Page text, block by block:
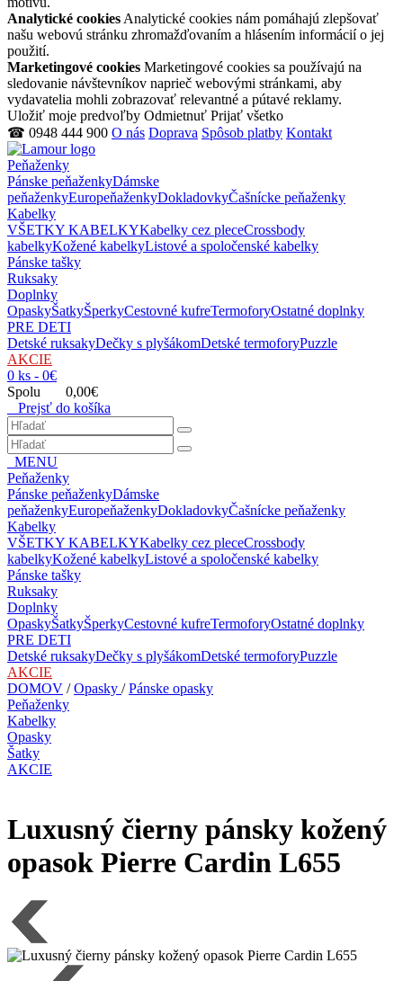
Analytické cookies Analytické cookies nám pomáhajú zlepšovať
našu webovú stránku zhromažďovaním a hlásením informácií o jej
použití.
Marketingové cookies Marketingové cookies sa používajú na
sledovanie návštevníkov naprieč webovými stránkami, aby
vydavatelia mohli zobrazovať relevantné a pútavé reklamy.
Uložiť moje predvoľby Odmietnuť Prijať všetko
☎ 0948 444 900 O nás Doprava Spôsob platby Kontakt
Peňaženky
Pánske peňaženkyDámske
peňaženkyEuropeňaženkyDokladovkyČašnícke peňaženky
Kabelky
VŠETKY KABELKYKabelky cez pleceCrossbody
kabelkyKožené kabelkyListové a spoločenské kabelky
Pánske tašky
Ruksaky
Doplnky
OpaskyŠatkyŠperkyCestovné kufreTermoforyOstatné doplnky
PRE DETI
Detské ruksakyDečky s plyšákomDetské termoforyPuzzle
AKCIE
0 ks - 0€
Spolu 0,00€
Prejsť do košíka
MENU
Peňaženky
Pánske peňaženkyDámske
peňaženkyEuropeňaženkyDokladovkyČašnícke peňaženky
Kabelky
VŠETKY KABELKYKabelky cez pleceCrossbody
kabelkyKožené kabelkyListové a spoločenské kabelky
Pánske tašky
Ruksaky
Doplnky
OpaskyŠatkyŠperkyCestovné kufreTermoforyOstatné doplnky
PRE DETI
Detské ruksakyDečky s plyšákomDetské termoforyPuzzle
AKCIE
DOMOV /Opasky /Pánske opasky
Peňaženky
Kabelky
Opasky
Šatky
AKCIE
Luxusný čierny pánsky kožený
opasok Pierre Cardin L655